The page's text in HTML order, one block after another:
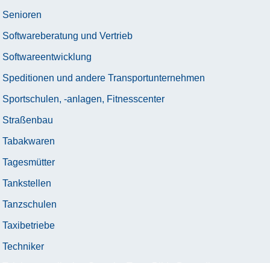
Senioren
Softwareberatung und Vertrieb
Softwareentwicklung
Speditionen und andere Transportunternehmen
Sportschulen, -anlagen, Fitnesscenter
Straßenbau
Tabakwaren
Tagesmütter
Tankstellen
Tanzschulen
Taxibetriebe
Techniker